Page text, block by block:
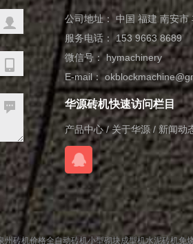
公司地址： 中国 福建 南安市
服务电话： 153 9663 8689
微信号： hymachinery
E-mail：
华源砖机快速访问栏目
产品中心/关于华源/ 新闻动
州砖机价格全自动砖机小型砌块成型机水泥砖机免